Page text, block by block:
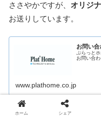
ささやかですが、 オリジ
お送りしています。
お問い
ぷらっと
お問い合わ
www.plathome.co.jp
そして「まだぷらっと製
ホーム シェア